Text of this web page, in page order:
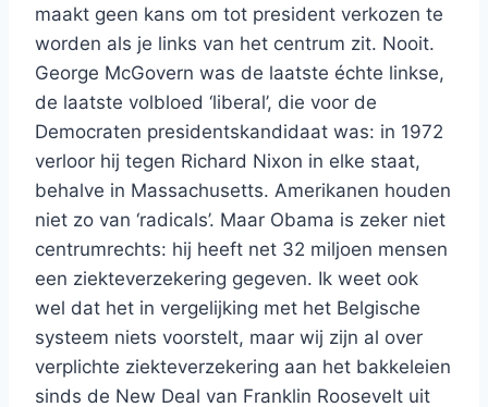
maakt geen kans om tot president verkozen te
worden als je links van het centrum zit. Nooit.
George McGovern was de laatste échte linkse,
de laatste volbloed ‘liberal’, die voor de
Democraten presidentskandidaat was: in 1972
verloor hij tegen Richard Nixon in elke staat,
behalve in Massachusetts. Amerikanen houden
niet zo van ‘radicals’. Maar Obama is zeker niet
centrumrechts: hij heeft net 32 miljoen mensen
een ziekteverzekering gegeven. Ik weet ook
wel dat het in vergelijking met het Belgische
systeem niets voorstelt, maar wij zijn al over
verplichte ziekteverzekering aan het bakkeleien
sinds de New Deal van Franklin Roosevelt uit